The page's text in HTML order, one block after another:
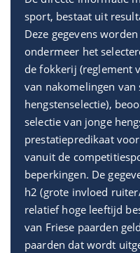
sport, bestaat uit
Deze gegevens
ondermeer het
de fokkerij (reglement
van nakomelingen
hengstenselectie),
selectie van jonge
prestatiepredikaat
vanuit de
beperkingen. De
h2 (grote invloed
relatief hoge leeftijd
van Friese paarden
paarden dat wordt